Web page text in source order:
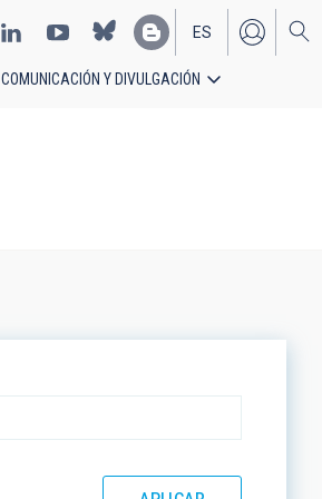
EN
ES
COMUNICACIÓN Y DIVULGACIÓN